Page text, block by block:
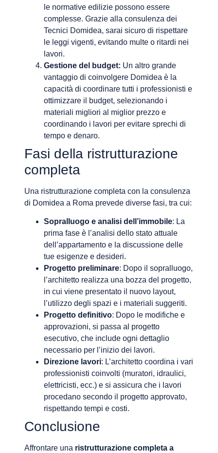
le normative edilizie possono essere
complesse. Grazie alla consulenza dei
Tecnici Domidea, sarai sicuro di rispettare
le leggi vigenti, evitando multe o ritardi nei
lavori.
Gestione del budget: Un altro grande
vantaggio di coinvolgere Domidea è la
capacità di coordinare tutti i professionisti e
ottimizzare il budget, selezionando i
materiali migliori al miglior prezzo e
coordinando i lavori per evitare sprechi di
tempo e denaro.
Fasi della ristrutturazione
completa
Una ristrutturazione completa con la consulenza
di Domidea a Roma prevede diverse fasi, tra cui:
Sopralluogo e analisi dell’immobile: La
prima fase è l’analisi dello stato attuale
dell’appartamento e la discussione delle
tue esigenze e desideri.
Progetto preliminare: Dopo il sopralluogo,
l’architetto realizza una bozza del progetto,
in cui viene presentato il nuovo layout,
l’utilizzo degli spazi e i materiali suggeriti.
Progetto definitivo: Dopo le modifiche e
approvazioni, si passa al progetto
esecutivo, che include ogni dettaglio
necessario per l’inizio dei lavori.
Direzione lavori: L’architetto coordina i vari
professionisti coinvolti (muratori, idraulici,
elettricisti, ecc.) e si assicura che i lavori
procedano secondo il progetto approvato,
rispettando tempi e costi.
Conclusione
Affrontare una ristrutturazione completa a